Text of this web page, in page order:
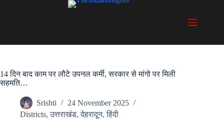
14 दिन बाद काम पर लौटे उपनल कर्मी, सरकार से मांगो पर मिली
सहमति…
Srishti
24 November 2025
Districts,उत्तराखंड,देहरादून,हिंदी